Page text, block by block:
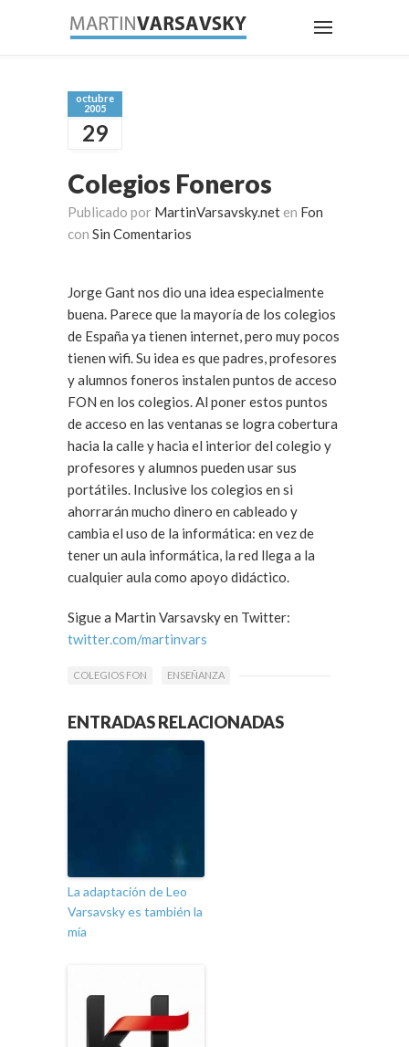
octubre
2005
29
Colegios Foneros
Publicado por MartinVarsavsky.net en Fon
con Sin Comentarios
Jorge Gant nos dio una idea especialmente
buena. Parece que la mayoría de los colegios
de España ya tienen internet, pero muy pocos
tienen wifi. Su idea es que padres, profesores
y alumnos foneros instalen puntos de acceso
FON en los colegios. Al poner estos puntos
de acceso en las ventanas se logra cobertura
hacia la calle y hacia el interior del colegio y
profesores y alumnos pueden usar sus
portátiles. Inclusive los colegios en si
ahorrarán mucho dinero en cableado y
cambia el uso de la informática: en vez de
tener un aula informática, la red llega a la
cualquier aula como apoyo didáctico.
Sigue a Martin Varsavsky en Twitter:
twitter.com/martinvars
COLEGIOS FON ENSEÑANZA
ENTRADAS RELACIONADAS
La adaptación de Leo
Varsavsky es también la
mía